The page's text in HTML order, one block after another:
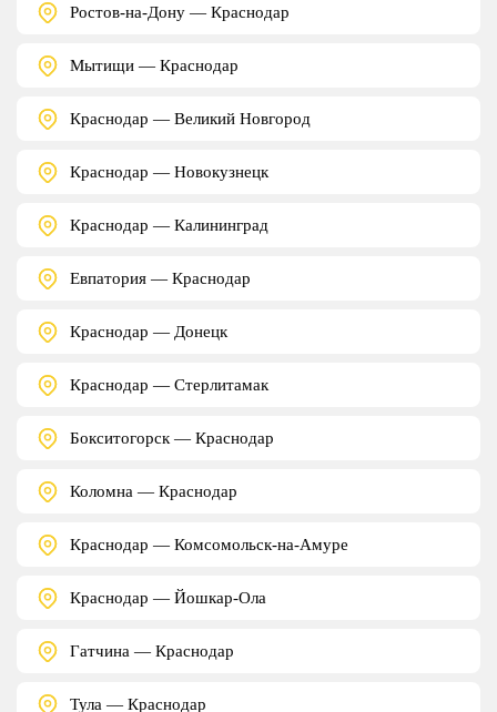
Ростов-на-Дону — Краснодар
Мытищи — Краснодар
Краснодар — Великий Новгород
Краснодар — Новокузнецк
Краснодар — Калининград
Евпатория — Краснодар
Краснодар — Донецк
Краснодар — Стерлитамак
Бокситогорск — Краснодар
Коломна — Краснодар
Краснодар — Комсомольск-на-Амуре
Краснодар — Йошкар-Ола
Гатчина — Краснодар
Тула — Краснодар